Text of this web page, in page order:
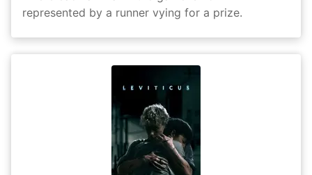
represented by a runner vying for a prize.